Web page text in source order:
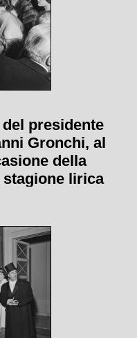
presidente
Gronchi, al
della
stagione lirica
da Antonino